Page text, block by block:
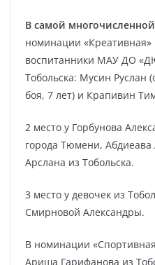
В самой
номинации «Креативная»
воспитанники МАУ ДО
Тобольска: Мусин Руслан
боя, 7 лет) и Крапивин
2 место у Горбунова
города Тюмени,
Арслана из Тобольска.
3 место у девочек из
Смирновой Александры.
В номинации
Ариша Гарифанова из